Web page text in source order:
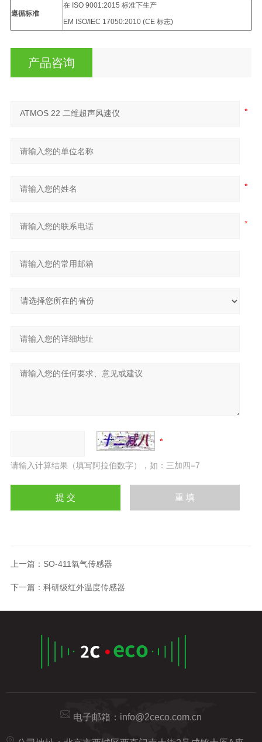
遵循标准
在 ISO 9001:2015 标准下生产
EM ISO/IEC 17050:2010 (CE 标志)
产品咨询
请输入计算结果（填写阿拉伯数字），如：三加四=7
上一篇： SO-411氧气传感器
下一篇： 科研级红外温度传感器
电子邮箱： info@2ceco.com.cn